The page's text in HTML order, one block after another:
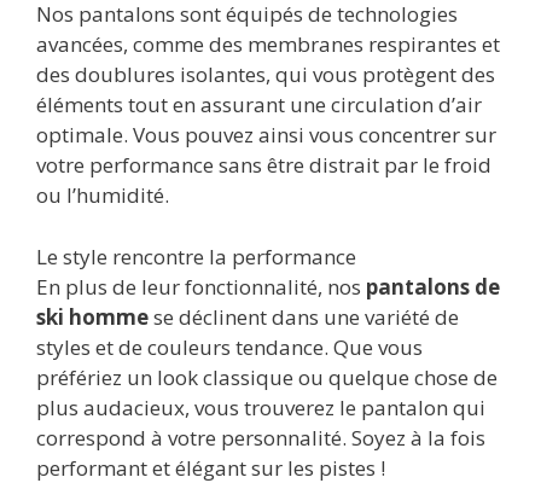
Nos pantalons sont équipés de technologies
avancées, comme des membranes respirantes et
des doublures isolantes, qui vous protègent des
éléments tout en assurant une circulation d’air
optimale. Vous pouvez ainsi vous concentrer sur
votre performance sans être distrait par le froid
ou l’humidité.
Le style rencontre la performance
En plus de leur fonctionnalité, nos pantalons de
ski hommese déclinent dans une variété de
styles et de couleurs tendance. Que vous
préfériez un look classique ou quelque chose de
plus audacieux, vous trouverez le pantalon qui
correspond à votre personnalité. Soyez à la fois
performant et élégant sur les pistes !